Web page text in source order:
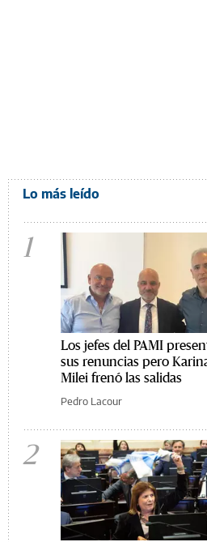
Lo más leído
1
Los jefes del PAMI
sus renuncias pero
Milei frenó las salidas
Pedro Lacour
2